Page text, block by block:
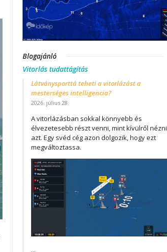
Blogajánló
Vitorlás tudattágítás
Látványsporttá teheti a vitorlázást a
mesterséges intelligencia?
2026. július 28.
A vitorlázásban sokkal könnyebb és
élvezetesebb részt venni, mint kívülről nézni
azt. Egy svéd cég azon dolgozik, hogy ezt
megváltoztassa.